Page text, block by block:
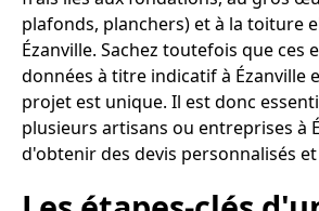
plafonds, planchers) et à la toiture
Ézanville. Sachez toutefois que ces
données à titre indicatif à Ézanville
projet est unique. Il est donc
plusieurs artisans ou entreprises à
d'obtenir des devis personnalisés